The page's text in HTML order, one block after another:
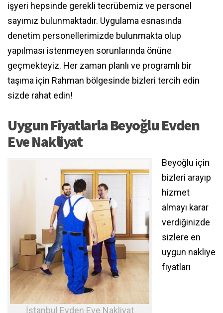
işyeri hepsinde gerekli tecrübemiz ve personel
sayımız bulunmaktadır. Uygulama esnasında
denetim personellerimizde bulunmakta olup
yapılması istenmeyen sorunlarında önüne
geçmekteyiz. Her zaman planlı ve programlı bir
taşıma için Rahman bölgesinde bizleri tercih edin
sizde rahat edin!
Uygun Fiyatlarla Beyoğlu Evden
Eve Nakliyat
İstanbul Evden Eve Nakliyat
Beyoğlu için
bizleri arayıp
hizmet
almayı karar
verdiğinizde
sizlere en
uygun nakliye
fiyatları